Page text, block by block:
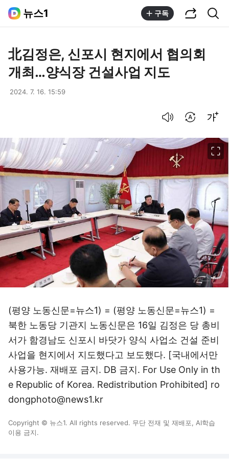
뉴스1 구독
北김정은, 신포시 현지에서 협의회
개최…양식장 건설사업 지도
2024. 7. 16. 15:59
(평양 노동신문=뉴스1) = (평양 노동신문=뉴스1) =
북한 노동당 기관지 노동신문은 16일 김정은 당 총비
서가 함경남도 신포시 바닷가 양식 사업소 건설 준비
사업을 현지에서 지도했다고 보도했다. [국내에서만
사용가능. 재배포 금지. DB 금지. For Use Only in th
e Republic of Korea. Redistribution Prohibited] ro
dongphoto@news1.kr
Copyright © 뉴스1. All rights reserved. 무단 전재 및 재배포, AI학습
이용 금지.